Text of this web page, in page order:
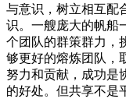
与意识，树立相互配
识。一艘庞大的帆船
个团队的群策群力，
够更好的熔炼团队，
努力和贡献，成功是
的好处。但共享不是